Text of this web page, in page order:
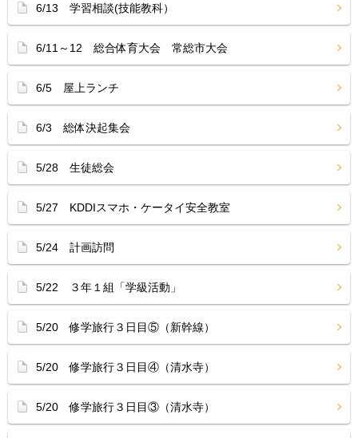
6/13 学習相談(技能教科）
6/11～12 総合体育大会 常総市大会
6/5 屋上ランチ
6/3 総体決起集会
5/28 生徒総会
5/27 KDDIスマホ・ケータイ安全教室
5/24 計画訪問
5/22 ３年１組「学級活動」
5/20 修学旅行３日目⑤（新幹線）
5/20 修学旅行３日目④（清水寺）
5/20 修学旅行３日目③（清水寺）